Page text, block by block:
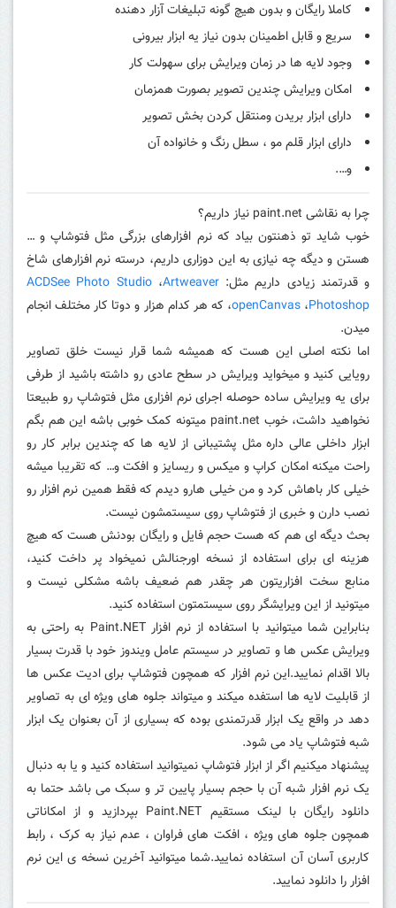
کاملا رایگان و بدون هیچ گونه تبلیغات آزار دهنده
سریع و قابل اطمینان بدون نیاز یه ابزار بیرونی
وجود لایه ها در زمان ویرایش برای سهولت کار
امکان ویرایش چندین تصویر بصورت همزمان
دارای ابزار بریدن ومنتقل کردن بخش تصویر
دارای ابزار قلم مو ، سطل رنگ و خانواده آن
و….
چرا به نقاشی paint.net نیاز داریم؟
خوب شاید تو ذهنتون بیاد که نرم افزارهای بزرگی مثل فتوشاپ و …
هستن و دیگه چه نیازی به این دوزاری داریم، درسته نرم افزارهای شاخ
و قدرتمند زیادی داریم مثل:
ACDSee Photo Studio،Artweaver
،openCanvas ،Photoshop
که هر کدام هزار و دوتا کار مختلف انجام
میدن.
اما نکته اصلی این هست که همیشه شما قرار نیست خلق تصاویر
رویایی کنید و میخواید ویرایش در سطح عادی رو داشته باشید از طرفی
برای یه ویرایش ساده حوصله اجرای نرم افزاری مثل فتوشاپ رو طبیعتا
نخواهید داشت، خوب paint.net میتونه کمک خوبی باشه این هم بگم
ابزار داخلی عالی داره مثل پشتیبانی از لایه ها که چندین برابر کار رو
راحت میکنه امکان کراپ و میکس و ریسایز و افکت و… که تقریبا میشه
خیلی کار باهاش کرد و من خیلی هارو دیدم که فقط همین نرم افزار رو
نصب دارن و خبری از فتوشاپ روی سیستمشون نیست.
بحث دیگه ای هم که هست حجم فایل و رایگان بودنش هست که هیچ
هزینه ای برای استفاده از نسخه اورجنالش نمیخواد پر داخت کنید،
منابع سخت افزاریتون هر چقدر هم ضعیف باشه مشکلی نیست و
میتونید از این ویرایشگر روی سیستمتون استفاده کنید.
بنابراین شما میتوانید با استفاده از نرم افزار Paint.NET به راحتی به
ویرایش عکس ها و تصاویر در سیستم عامل ویندوز خود با قدرت بسیار
بالا اقدام نمایید.این نرم افزار که همچون فتوشاپ برای ادیت عکس ها
از قابلیت لایه ها استفده میکند و میتواند جلوه های ویژه ای به تصاویر
دهد در واقع یک ابزار قدرتمندی بوده که بسیاری از آن بعنوان یک ابزار
شبه فتوشاپ یاد می شود.
پیشنهاد میکنیم اگر از ابزار فتوشاپ نمیتوانید استفاده کنید و یا به دنبال
یک نرم افزار شبه آن با حجم بسیار پایین تر و سبک می باشد حتما به
دانلود رایگان با لینک مستقیم Paint.NET بپردازید و از امکاناتی
همچون جلوه های ویژه ، افکت های فراوان ، عدم نیاز به کرک ، رابط
کاربری آسان آن استفاده نمایید.شما میتوانید آخرین نسخه ی این نرم
افزار را دانلود نمایید.